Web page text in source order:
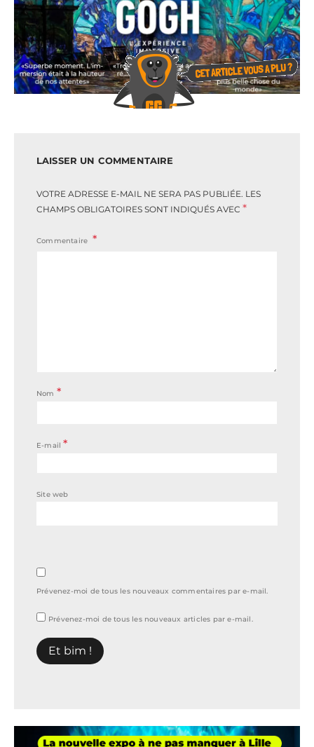
LAISSER UN COMMENTAIRE
VOTRE ADRESSE E-MAIL NE SERA PAS PUBLIÉE. LES
CHAMPS OBLIGATOIRES SONT INDIQUÉS AVEC *
Commentaire
Nom *
E-mail*
Site web
Prévenez-moi de tous les nouveaux commentaires par e-mail.
Prévenez-moi de tous les nouveaux articles par e-mail.